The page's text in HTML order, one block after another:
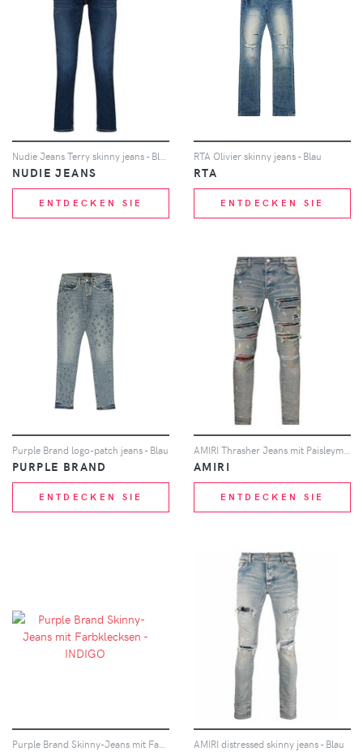
NUDIE JEANS
ENTDECKEN SIE
RTA Olivier skinny jeans - Blau
RTA
ENTDECKEN SIE
Purple Brand logo-patch jeans - Blau
PURPLE BRAND
ENTDECKEN SIE
AMIRI
ENTDECKEN SIE
AMIRI distressed skinny jeans - Blau